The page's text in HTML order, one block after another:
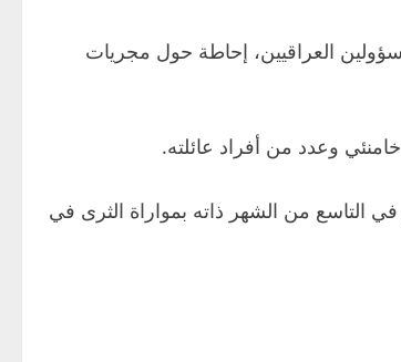
العراقيين، إحاطة حول مجريات
وعدد من أفراد عائلته.
التاسع من الشهر ذاته بمواراة الثرى في